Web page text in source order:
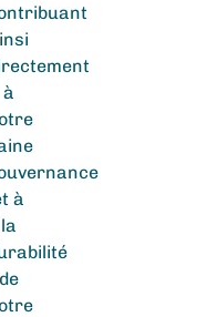
à
à
la
de